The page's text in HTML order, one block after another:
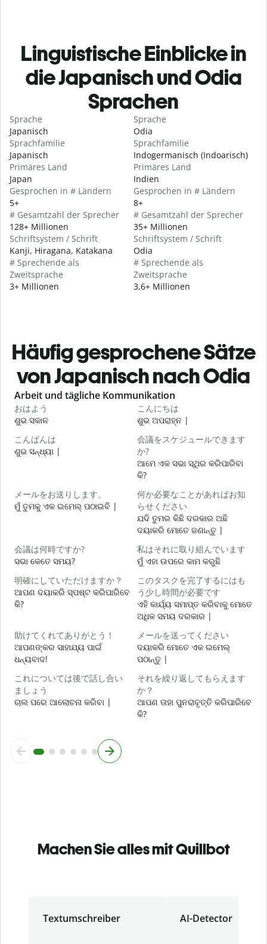
Linguistische Einblicke in
die Japanisch und Odia
Sprachen
Sprache
Japanisch
Sprachfamilie
Japanisch
Primäres Land
Japan
Gesprochen in # Ländern
5+
# Gesamtzahl der Sprecher
128+ Millionen
Schriftsystem / Schrift
Kanji, Hiragana, Katakana
# Sprechende als
Zweitsprache
3+ Millionen
Sprache
Odia
Sprachfamilie
Indogermanisch (Indoarisch)
Primäres Land
Indien
Gesprochen in # Ländern
8+
# Gesamtzahl der Sprecher
35+ Millionen
Schriftsystem / Schrift
Odia
# Sprechende als
Zweitsprache
3,6+ Millionen
Häufig gesprochene Sätze
von Japanisch nach Odia
Slide 1 of 6
Arbeit und tägliche Kommunikation
おはよう
ଶୁଭ ସକାଳ
こんにちは
ଶୁଭ ଅପରାହ୍ନ |
こんばんは
ଶୁଭ ସନ୍ଧ୍ୟା |
会議をスケジュールできます
か?
ଆମେ ଏକ ସଭା ସ୍ଥିର କରିପାରିବା
କି?
メールをお送りします。
ମୁଁ ତୁମକୁ ଏକ ଇମେଲ୍ ପଠାଇବି |
何か必要なことがあればお知
らせください
ଯଦି ତୁମର କିଛି ଦରକାର ଅଛି
ଦୟାକରି ମୋତେ ଜଣାନ୍ତୁ |
会議は何時ですか?
ସଭା କେତେ ସମୟ?
私はそれに取り組んでいます
ମୁଁ ଏହା ଉପରେ କାମ କରୁଛି
明確にしていただけますか？
ଆପଣ ଦୟାକରି ସ୍ପଷ୍ଟ କରିପାରିବେ
କି?
このタスクを完了するにはも
う少し時間が必要です
ଏହି କାର୍ଯ୍ୟ ସମାପ୍ତ କରିବାକୁ ମୋତେ
ଅଧିକ ସମୟ ଦରକାର |
助けてくれてありがとう！
ଆପଣଙ୍କର ସାହାଯ୍ୟ ପାଇଁ
ଧନ୍ୟବାଦ!
メールを送ってください
ଦୟାକରି ମୋତେ ଏକ ଇମେଲ୍
ପଠାନ୍ତୁ |
これについては後で話し合い
ましょう
ଚାଲ ପରେ ଆଲୋଚନା କରିବା |
それを繰り返してもらえます
か？
ଆପଣ ତାହା ପୁନରାବୃତ୍ତି କରିପାରିବେ
କି?
Machen Sie alles mit Quillbot
Textumschreiber AI-Detector